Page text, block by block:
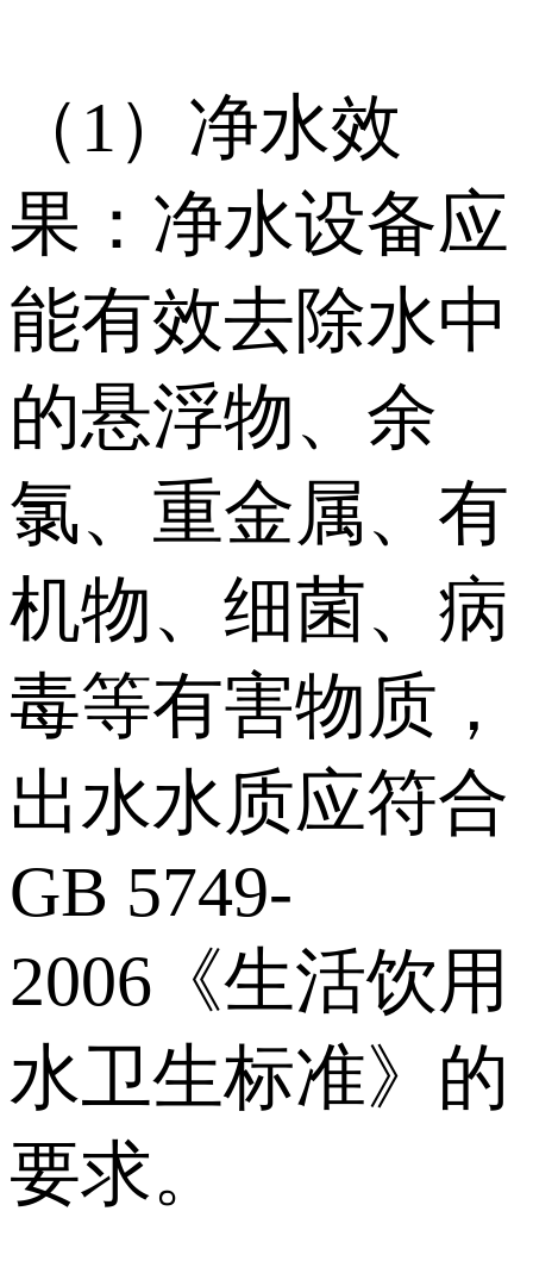
（1）净水效
果：净水设备应
能有效去除水中
的悬浮物、余
氯、重金属、有
机物、细菌、病
毒等有害物质，
出水水质应符合
GB 5749-
2006《生活饮用
水卫生标准》的
要求。